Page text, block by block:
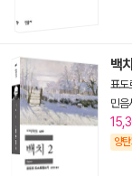
백
표도
민음
양